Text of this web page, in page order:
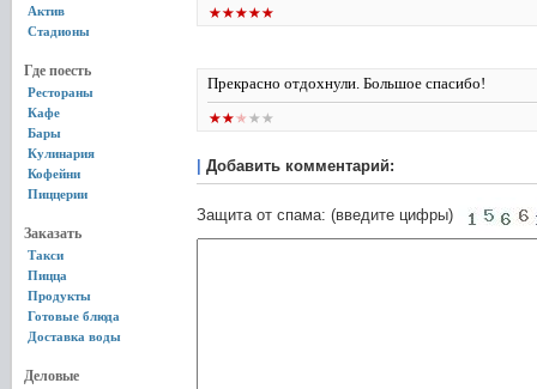
Актив
Стадионы
Где поесть
Рестораны
Кафе
Бары
Кулинария
Кофейни
Пиццерии
Заказать
Такси
Пицца
Продукты
Готовые блюда
Доставка воды
Деловые
Прекрасно отдохнули. Большое спасибо!
Добавить комментарий:
Защита от спама: (введите цифры)